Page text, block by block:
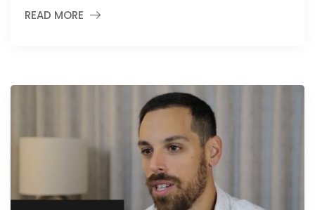
READ MORE